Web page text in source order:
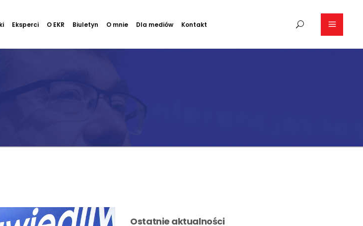
Eksperci O EKR Biuletyn O mnie Dla mediów Kontakt
Ostatnie aktualności